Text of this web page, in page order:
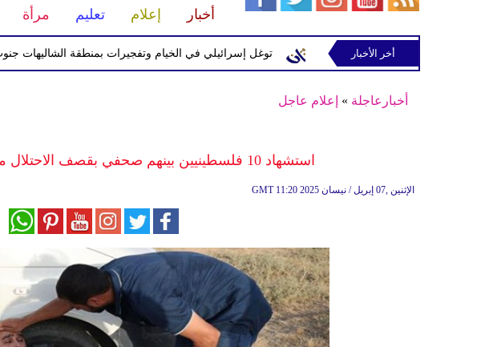
أخبار
إعلام تعليم مرأة
توغل إسرائيلي في الخيام وتفجيرات بمنطقة الشاليهات جنوب لبنان في رب ثلاثين
أخر الأخبار
أخبارعاجلة » إعلام عاجل
استشهاد 10 فلسطينيين بينهم صحفي بقصف الاحتلال مناطق متفرقة من غزة
GMT 11:20 2025 الإثنين ,07 إبريل / نيسان